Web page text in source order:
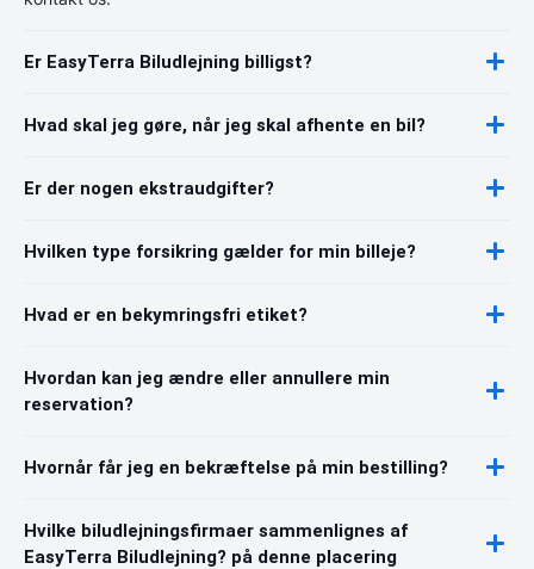
Er EasyTerra Biludlejning billigst?
Hvad skal jeg gøre, når jeg skal afhente en bil?
Er der nogen ekstraudgifter?
Hvilken type forsikring gælder for min billeje?
Hvad er en bekymringsfri etiket?
Hvordan kan jeg ændre eller annullere min
reservation?
Hvornår får jeg en bekræftelse på min bestilling?
Hvilke biludlejningsfirmaer sammenlignes af
EasyTerra Biludlejning? på denne placering